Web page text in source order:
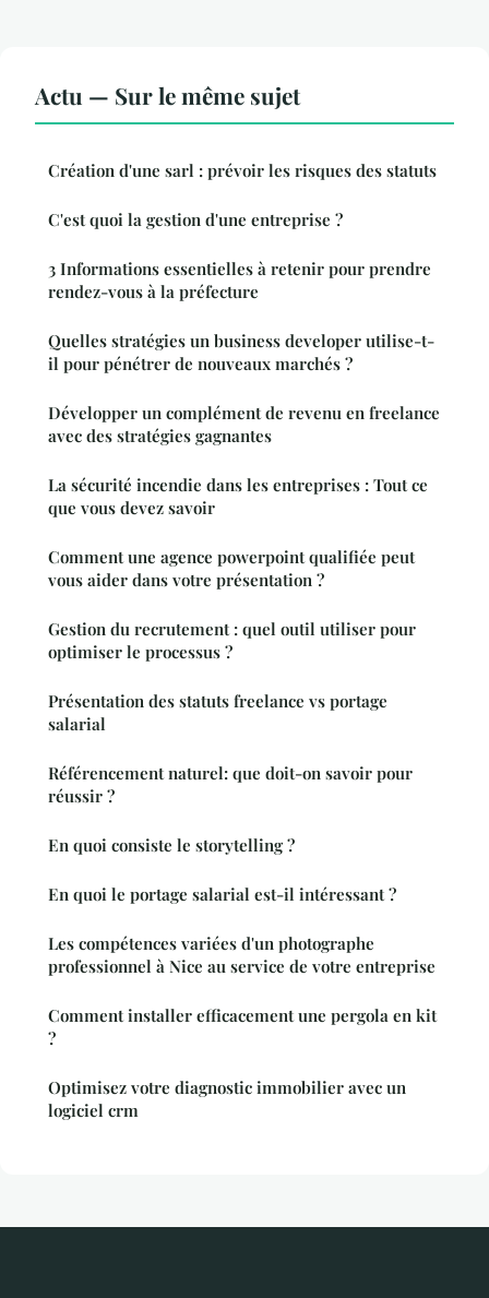
Actu — Sur le même sujet
Création d'une sarl : prévoir les risques des statuts
C'est quoi la gestion d'une entreprise ?
3 Informations essentielles à retenir pour prendre
rendez-vous à la préfecture
Quelles stratégies un business developer utilise-t-
il pour pénétrer de nouveaux marchés ?
Développer un complément de revenu en freelance
avec des stratégies gagnantes
La sécurité incendie dans les entreprises : Tout ce
que vous devez savoir
Comment une agence powerpoint qualifiée peut
vous aider dans votre présentation ?
Gestion du recrutement : quel outil utiliser pour
optimiser le processus ?
Présentation des statuts freelance vs portage
salarial
Référencement naturel: que doit-on savoir pour
réussir ?
En quoi consiste le storytelling ?
En quoi le portage salarial est-il intéressant ?
Les compétences variées d'un photographe
professionnel à Nice au service de votre entreprise
Comment installer efficacement une pergola en kit
?
Optimisez votre diagnostic immobilier avec un
logiciel crm